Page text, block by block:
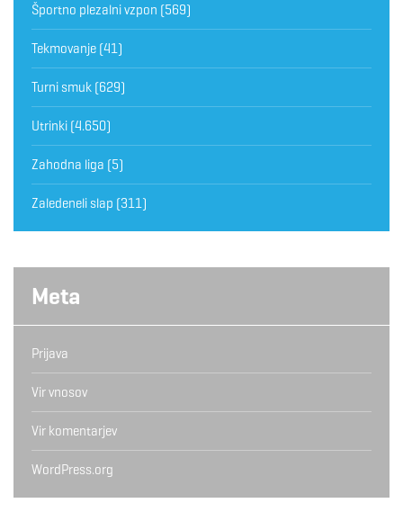
Športno plezalni vzpon (569)
Tekmovanje (41)
Turni smuk (629)
Utrinki (4.650)
Zahodna liga (5)
Zaledeneli slap (311)
Meta
Prijava
Vir vnosov
Vir komentarjev
WordPress.org